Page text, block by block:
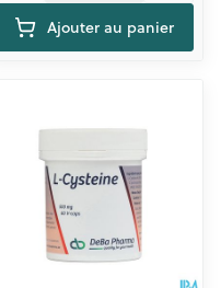
Ajouter au panier